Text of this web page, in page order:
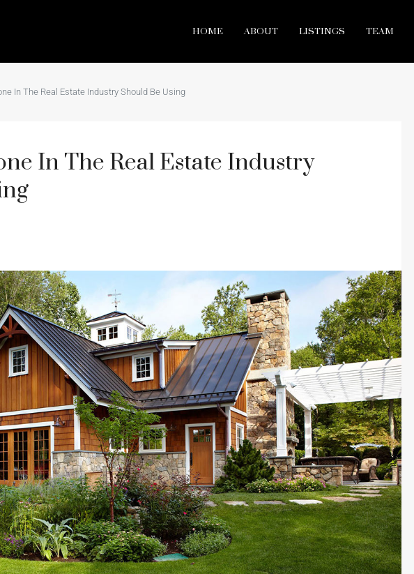
HOME ABOUT LISTINGS TEAM
In The Real Estate Industry Should Be Using
In The Real Estate Industry